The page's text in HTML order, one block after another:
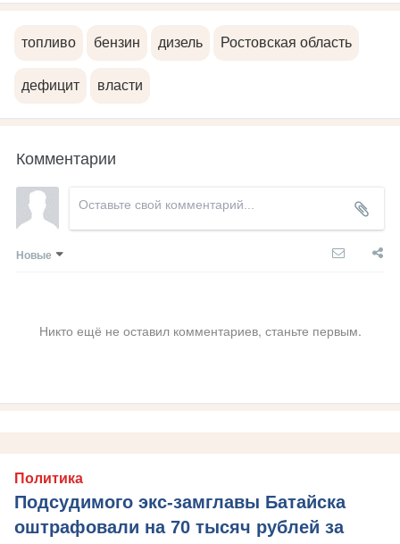
топливо бензин дизель Ростовская область
дефицит власти
Комментарии
Новые
Никто ещё не оставил комментариев, станьте первым.
Политика
Подсудимого экс-замглавы Батайска
оштрафовали на 70 тысяч рублей за